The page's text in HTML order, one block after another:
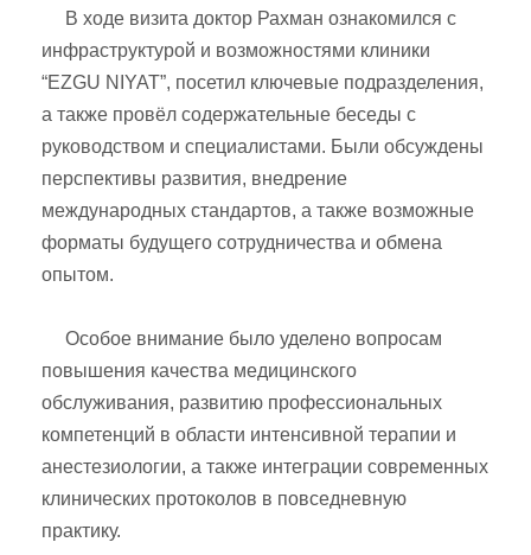
В ходе визита доктор Рахман ознакомился с
инфраструктурой и возможностями клиники
“EZGU NIYAT”, посетил ключевые подразделения,
а также провёл содержательные беседы с
руководством и специалистами. Были обсуждены
перспективы развития, внедрение
международных стандартов, а также возможные
форматы будущего сотрудничества и обмена
опытом.
Особое внимание было уделено вопросам
повышения качества медицинского
обслуживания, развитию профессиональных
компетенций в области интенсивной терапии и
анестезиологии, а также интеграции современных
клинических протоколов в повседневную
практику.